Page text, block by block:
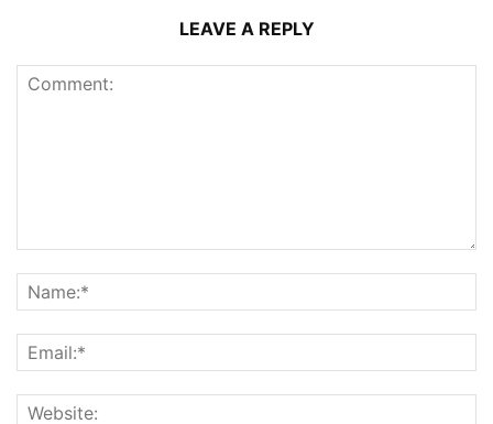
LEAVE A REPLY